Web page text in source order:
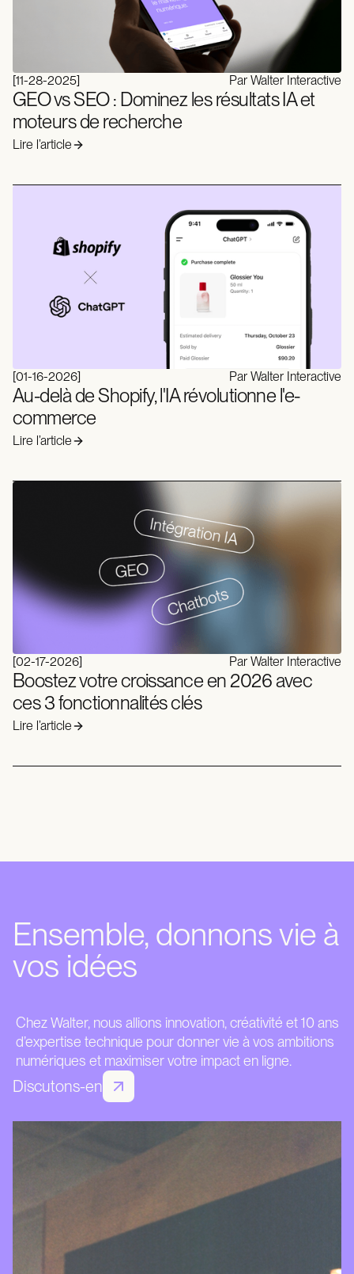
[11-28-2025] Par Walter Interactive
GEO vs SEO : Dominez les résultats IA et
moteurs de recherche
Lire l’article
[01-16-2026] Par Walter Interactive
Au-delà de Shopify, l'IA révolutionne l'e-
commerce
Lire l’article
[02-17-2026] Par Walter Interactive
Boostez votre croissance en 2026 avec
ces 3 fonctionnalités clés
Lire l’article
Ensemble, donnons vie à
vos idées
Chez Walter, nous allions innovation, créativité et 10 ans
d’expertise technique pour donner vie à vos ambitions
numériques et maximiser votre impact en ligne.
Discutons-en